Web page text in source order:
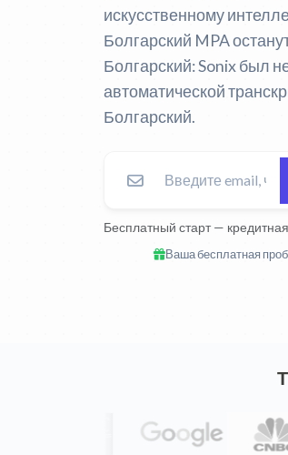
искусственному
Болгарский MPA
Болгарский:Sonix был
автоматической
Болгарский.
Бесплатный старт —
Ваша бесплатная